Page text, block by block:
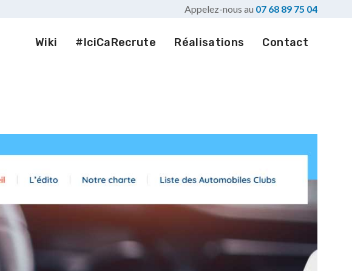
Appelez-nous au 07 68 89 75 04
Wiki #IciCaRecrute Réalisations Contact